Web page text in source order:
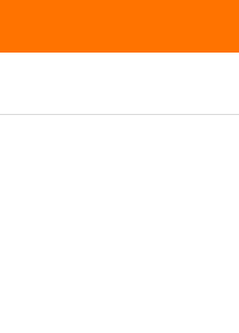
contenido